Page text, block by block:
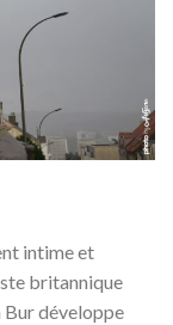
intime et
britannique
Bur développe